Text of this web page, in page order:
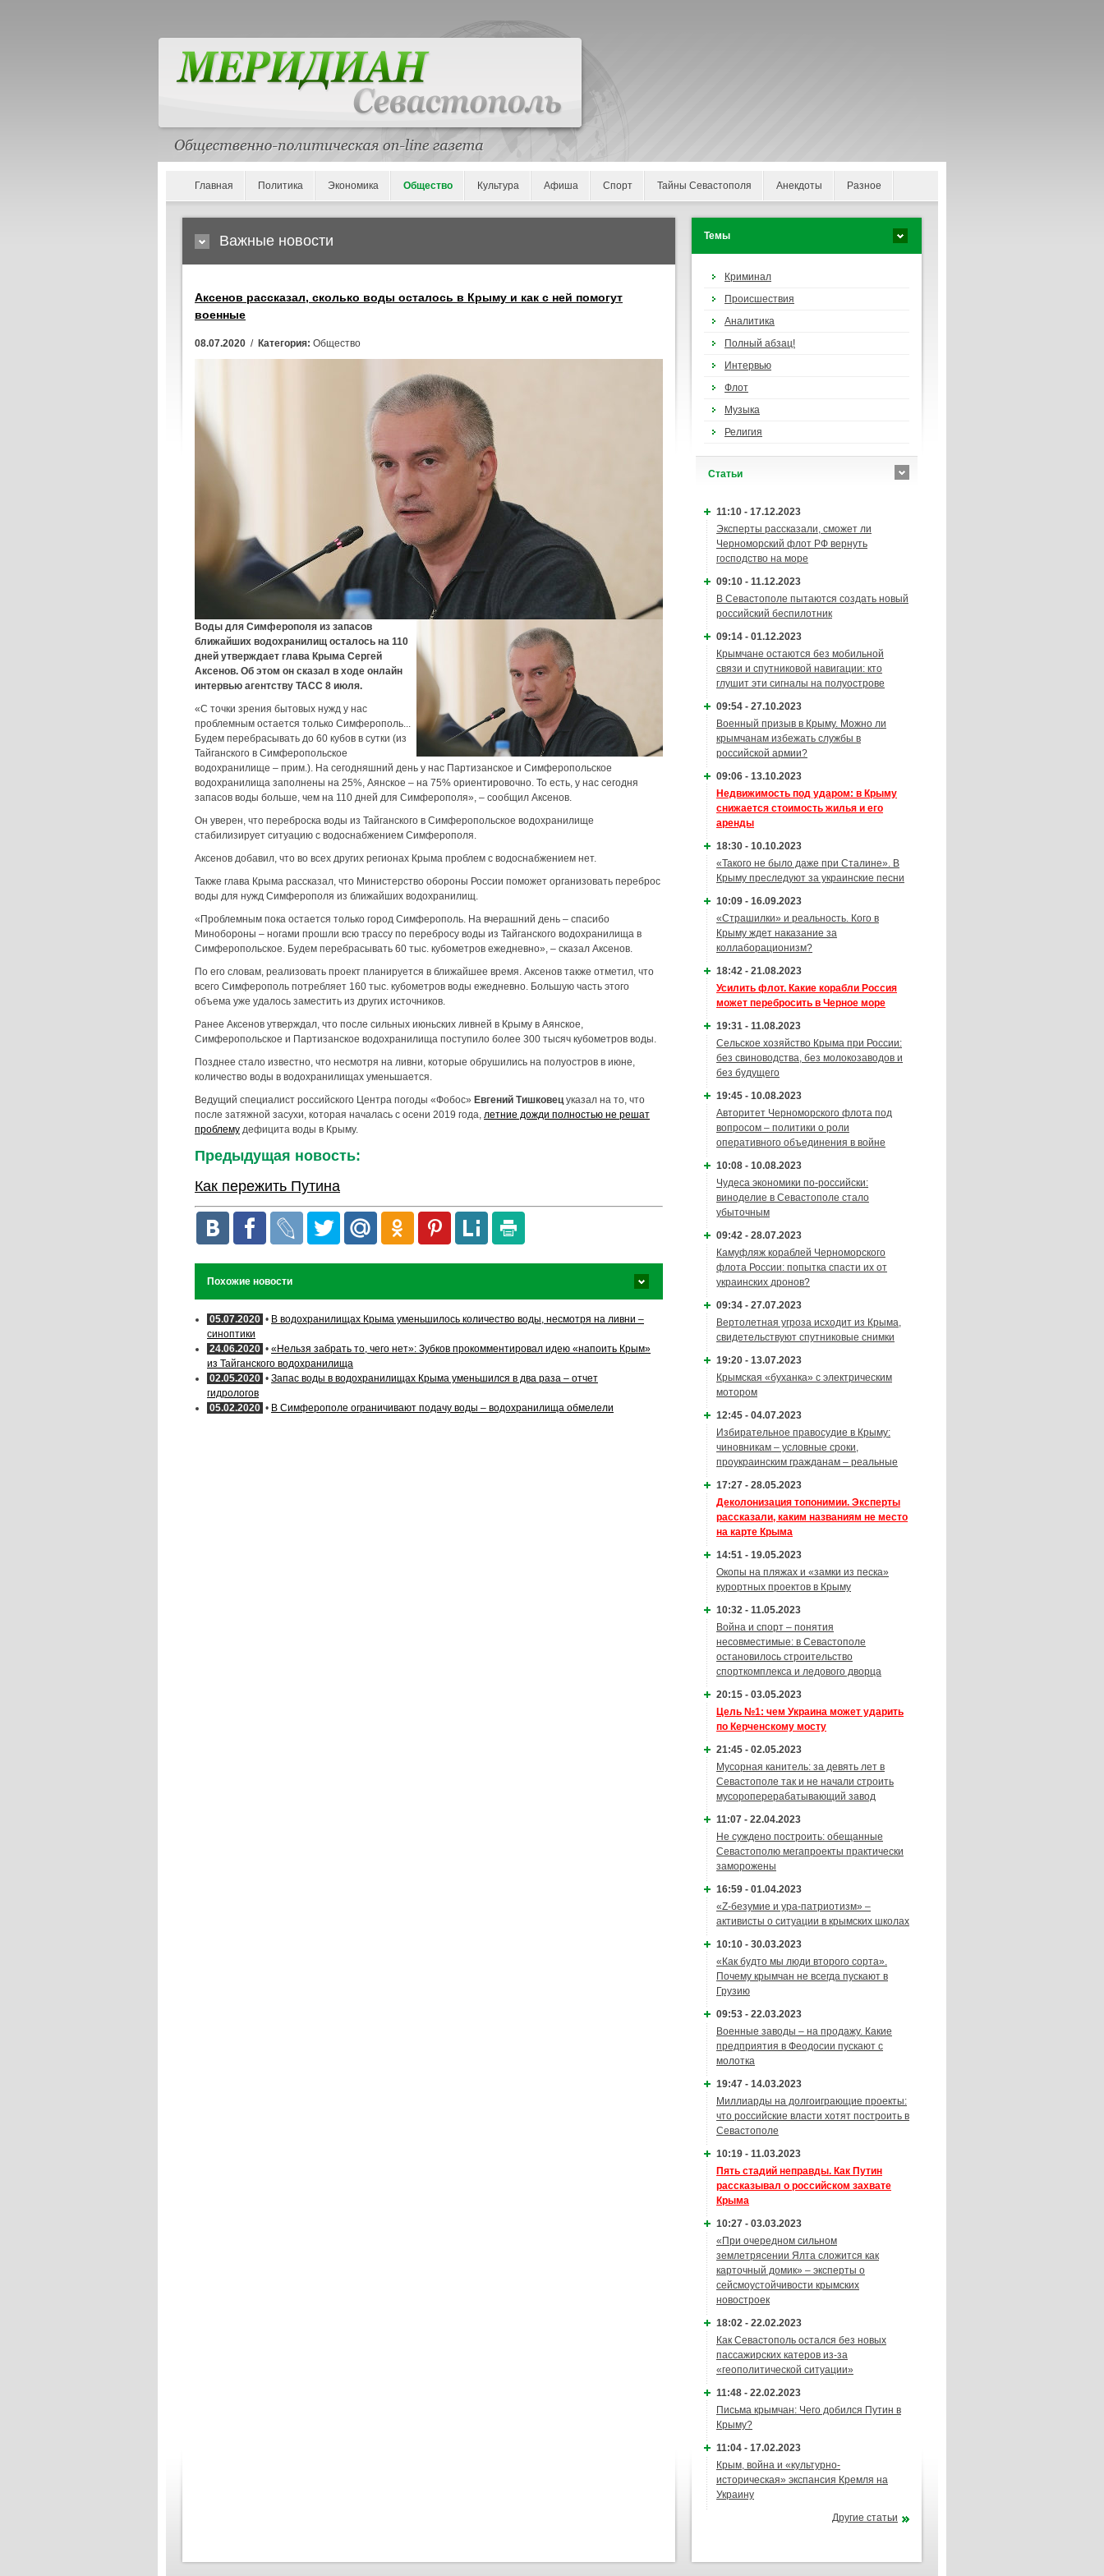
Главная Политика Экономика Общество Культура Афиша Спорт Тайны Севастополя Анекдоты Разное
Важные новости
Аксенов рассказал, сколько воды осталось в Крыму и как с ней помогут
военные
08.07.2020 / Категория: Общество
Воды для Симферополя из запасов
ближайших водохранилищ осталось на 110
дней утверждает глава Крыма Сергей
Аксенов. Об этом он сказал в ходе онлайн
интервью агентству ТАСС 8 июля.
«C точки зрения бытовых нужд у нас
проблемным остается только Симферополь...
Будем перебрасывать до 60 кубов в сутки (из
Тайганского в Симферопольское
водохранилище – прим.). На сегодняшний день у нас Партизанское и Симферопольское
водохранилища заполнены на 25%, Аянское – на 75% ориентировочно. То есть, у нас сегодня
запасов воды больше, чем на 110 дней для Симферополя», – сообщил Аксенов.
Он уверен, что переброска воды из Тайганского в Симферопольское водохранилище
стабилизирует ситуацию с водоснабжением Симферополя.
Аксенов добавил, что во всех других регионах Крыма проблем с водоснабжением нет.
Также глава Крыма рассказал, что Министерство обороны России поможет организовать переброс
воды для нужд Симферополя из ближайших водохранилищ.
«Проблемным пока остается только город Симферополь. На вчерашний день – спасибо
Минобороны – ногами прошли всю трассу по перебросу воды из Тайганского водохранилища в
Симферопольское. Будем перебрасывать 60 тыс. кубометров ежедневно», – сказал Аксенов.
По его словам, реализовать проект планируется в ближайшее время. Аксенов также отметил, что
всего Симферополь потребляет 160 тыс. кубометров воды ежедневно. Большую часть этого
объема уже удалось заместить из других источников.
Ранее Аксенов утверждал, что после сильных июньских ливней в Крыму в Аянское,
Симферопольское и Партизанское водохранилища поступило более 300 тысяч кубометров воды.
Позднее стало известно, что несмотря на ливни, которые обрушились на полуостров в июне,
количество воды в водохранилищах уменьшается.
Ведущий специалист российского Центра погоды «Фобос» Евгений Тишковецуказал на то, что
после затяжной засухи, которая началась с осени 2019 года, летние дожди полностью не решат
проблему дефицита воды в Крыму.
Предыдущая новость:
Как пережить Путина
Похожие новости
05.07.2020 • В водохранилищах Крыма уменьшилось количество воды, несмотря на ливни –
синоптики
24.06.2020 • «Нельзя забрать то, чего нет»: Зубков прокомментировал идею «напоить Крым»
из Тайганского водохранилища
02.05.2020 • Запас воды в водохранилищах Крыма уменьшился в два раза – отчет
гидрологов
05.02.2020 • В Симферополе ограничивают подачу воды – водохранилища обмелели
Темы
Криминал
Происшествия
Аналитика
Полный абзац!
Интервью
Флот
Музыка
Религия
Cтатьи
11:10 - 17.12.2023
Эксперты рассказали, сможет ли
Черноморский флот РФ вернуть
господство на море
09:10 - 11.12.2023
В Севастополе пытаются создать новый
российский беспилотник
09:14 - 01.12.2023
Крымчане остаются без мобильной
связи и спутниковой навигации: кто
глушит эти сигналы на полуострове
09:54 - 27.10.2023
Военный призыв в Крыму. Можно ли
крымчанам избежать службы в
российской армии?
09:06 - 13.10.2023
Недвижимость под ударом: в Крыму
снижается стоимость жилья и его
аренды
18:30 - 10.10.2023
«Такого не было даже при Сталине». В
Крыму преследуют за украинские песни
10:09 - 16.09.2023
«Страшилки» и реальность. Кого в
Крыму ждет наказание за
коллаборационизм?
18:42 - 21.08.2023
Усилить флот. Какие корабли Россия
может перебросить в Черное море
19:31 - 11.08.2023
Сельское хозяйство Крыма при России:
без свиноводства, без молокозаводов и
без будущего
19:45 - 10.08.2023
Авторитет Черноморского флота под
вопросом – политики о роли
оперативного объединения в войне
10:08 - 10.08.2023
Чудеса экономики по-российски:
виноделие в Севастополе стало
убыточным
09:42 - 28.07.2023
Камуфляж кораблей Черноморского
флота России: попытка спасти их от
украинских дронов?
09:34 - 27.07.2023
Вертолетная угроза исходит из Крыма,
свидетельствуют спутниковые снимки
19:20 - 13.07.2023
Крымская «буханка» с электрическим
мотором
12:45 - 04.07.2023
Избирательное правосудие в Крыму:
чиновникам – условные сроки,
проукраинским гражданам – реальные
17:27 - 28.05.2023
Деколонизация топонимии. Эксперты
рассказали, каким названиям не место
на карте Крыма
14:51 - 19.05.2023
Окопы на пляжах и «замки из песка»
курортных проектов в Крыму
10:32 - 11.05.2023
Война и спорт – понятия
несовместимые: в Севастополе
остановилось строительство
спорткомплекса и ледового дворца
20:15 - 03.05.2023
Цель №1: чем Украина может ударить
по Керченскому мосту
21:45 - 02.05.2023
Мусорная канитель: за девять лет в
Севастополе так и не начали строить
мусороперерабатывающий завод
11:07 - 22.04.2023
Не суждено построить: обещанные
Севастополю мегапроекты практически
заморожены
16:59 - 01.04.2023
«Z-безумие и ура-патриотизм» –
активисты о ситуации в крымских школах
10:10 - 30.03.2023
«Как будто мы люди второго сорта».
Почему крымчан не всегда пускают в
Грузию
09:53 - 22.03.2023
Военные заводы – на продажу. Какие
предприятия в Феодосии пускают с
молотка
19:47 - 14.03.2023
Миллиарды на долгоиграющие проекты:
что российские власти хотят построить в
Севастополе
10:19 - 11.03.2023
Пять стадий неправды. Как Путин
рассказывал о российском захвате
Крыма
10:27 - 03.03.2023
«При очередном сильном
землетрясении Ялта сложится как
карточный домик» – эксперты о
сейсмоустойчивости крымских
новостроек
18:02 - 22.02.2023
Как Севастополь остался без новых
пассажирских катеров из-за
«геополитической ситуации»
11:48 - 22.02.2023
Письма крымчан: Чего добился Путин в
Крыму?
11:04 - 17.02.2023
Крым, война и «культурно-
историческая» экспансия Кремля на
Украину
Другие статьи